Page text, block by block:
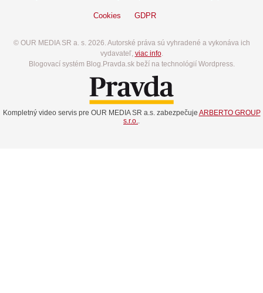
Cookies GDPR
© OUR MEDIA SR a. s. 2026. Autorské práva sú vyhradené a vykonáva ich
vydavateľ, viac info.
Blogovací systém Blog.Pravda.sk beží na technológií Wordpress.
Kompletný video servis pre OUR MEDIA SR a.s. zabezpečuje ARBERTO GROUP
s.r.o..